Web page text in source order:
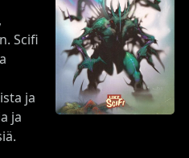
Scifi
ja
ja